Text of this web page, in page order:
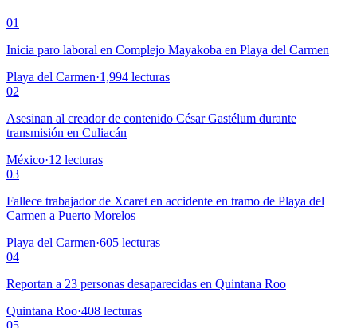
01
Inicia paro laboral en Complejo Mayakoba en Playa del Carmen
Playa del Carmen·1,994 lecturas
02
Asesinan al creador de contenido César Gastélum durante
transmisión en Culiacán
México·12 lecturas
03
Fallece trabajador de Xcaret en accidente en tramo de Playa del
Carmen a Puerto Morelos
Playa del Carmen·605 lecturas
04
Reportan a 23 personas desaparecidas en Quintana Roo
Quintana Roo·408 lecturas
05